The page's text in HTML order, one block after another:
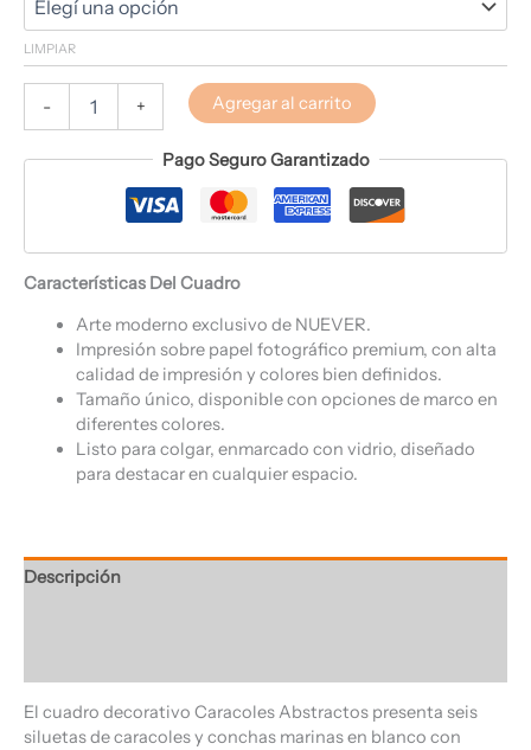
LIMPIAR
- + Agregar al carrito
Pago Seguro Garantizado
Características Del Cuadro
Arte moderno exclusivo de NUEVER.
Impresión sobre papel fotográfico premium, con alta
calidad de impresión y colores bien definidos.
Tamaño único, disponible con opciones de marco en
diferentes colores.
Listo para colgar, enmarcado con vidrio, diseñado
para destacar en cualquier espacio.
Descripción
El cuadro decorativo Caracoles Abstractos presenta seis
siluetas de caracoles y conchas marinas en blanco con